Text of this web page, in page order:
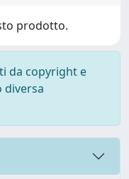
prodotto.
da copyright e
diversa